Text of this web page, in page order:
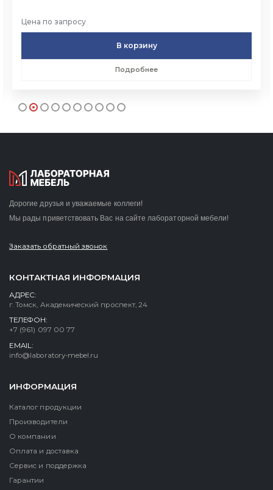
Цена по запросу
В корзину
Подробнее
Дорогие друзья и уважаемые коллеги!
Мы рады приветствовать Вас на сайте лабораторной мебели!
Заказать обратный звонок
КОНТАКТНАЯ ИНФОРМАЦИЯ
АДРЕС:
г. Томск, Академический проспект, 24
ТЕЛЕФОН:
+7 (961) 097 00 77
EMAIL:
info@laboratory-mebel.ru
ИНФОРМАЦИЯ
Каталог продукции
Производители
О компании
Оплата и доставка
Сервис и поддержка
Гарантии